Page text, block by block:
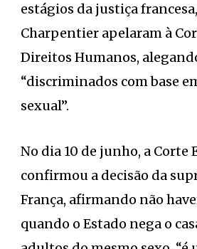
estágios da justiça
Charpentier apelaram à
Direitos Humanos,
“discriminados com base
sexual”.
No dia 10 de junho, a Corte
confirmou a decisão da
França, afirmando não
quando o Estado nega o